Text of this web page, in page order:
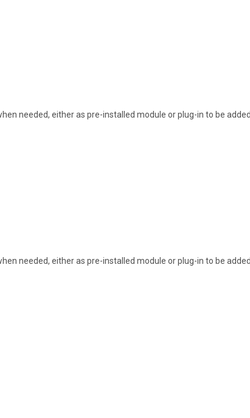
needed, either as pre-installed module or plug-in to be
needed, either as pre-installed module or plug-in to be